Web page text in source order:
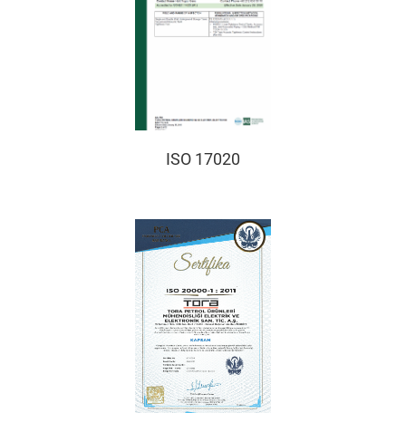
ISO 17020